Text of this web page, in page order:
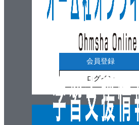
会員登録
ログイン